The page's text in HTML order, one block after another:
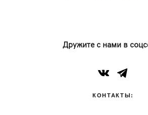
Дружите с нами в
КОНТАКТЫ: